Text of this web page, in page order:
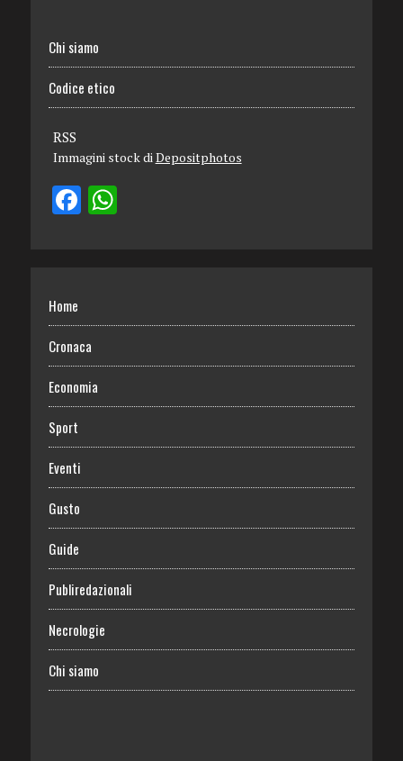
Chi siamo
Codice etico
RSS
Immagini stock diDepositphotos
Home
Cronaca
Economia
Sport
Eventi
Gusto
Guide
Publiredazionali
Necrologie
Chi siamo